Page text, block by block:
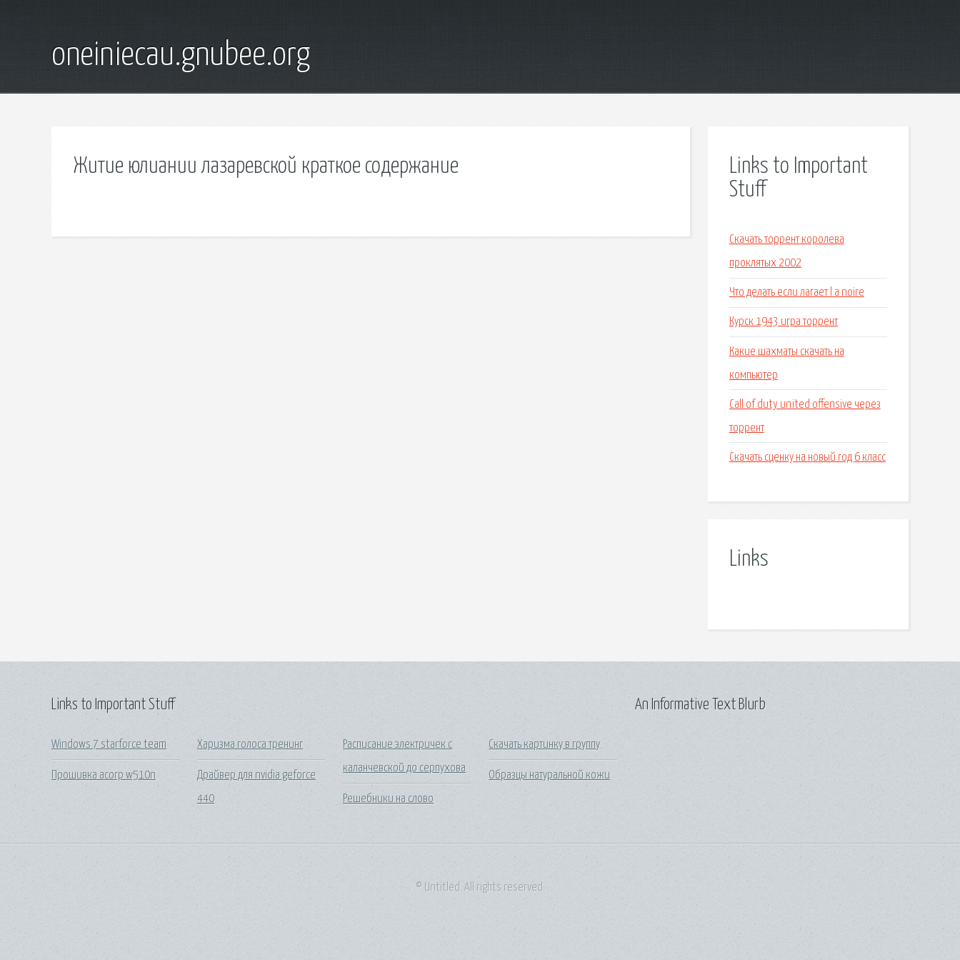
oneiniecau.gnubee.org
Житие юлиании лазаревской краткое содержание
Links to Important
Stuff
Скачать торрент королева
проклятых 2002
Что делать если лагает l a noire
Курск 1943 игра торрент
Какие шахматы скачать на
компьютер
Call of duty united offensive через
торрент
Скачать сценку на новый год 6 класс
Links
Links to Important Stuff
Windows 7 starforce team
Прошивка acorp w510n
Харизма голоса тренинг
Драйвер для nvidia geforce
440
Расписание электричек с
каланчевской до серпухова
Решебники на слово
Скачать картинку в группу
Образцы натуральной кожи
An Informative Text Blurb
© Untitled. All rights reserved.